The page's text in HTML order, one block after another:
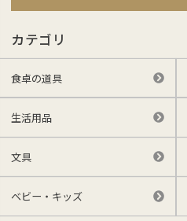
カテゴリ
食卓の道具
生活用品
文具
ベビー・キッズ